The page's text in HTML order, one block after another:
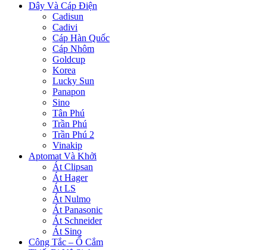
Dây Và Cáp Điện
Cadisun
Cadivi
Cáp Hàn Quốc
Cáp Nhôm
Goldcup
Korea
Lucky Sun
Panapon
Sino
Tân Phú
Trần Phú
Trần Phú 2
Vinakip
Aptomat Và Khởi
Át Clipsan
Át Hager
Át LS
Át Nulmo
Át Panasonic
Át Schneider
Át Sino
Công Tắc – Ổ Cắm